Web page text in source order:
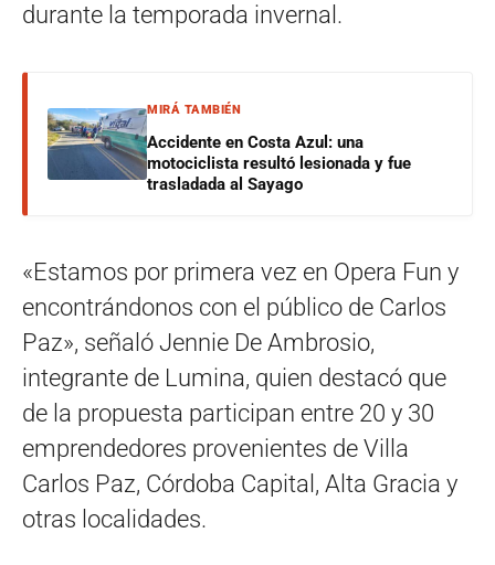
durante la temporada invernal.
MIRÁ TAMBIÉN
Accidente en Costa Azul: una
motociclista resultó lesionada y fue
trasladada al Sayago
«Estamos por primera vez en Opera Fun y
encontrándonos con el público de Carlos
Paz», señaló Jennie De Ambrosio,
integrante de Lumina, quien destacó que
de la propuesta participan entre 20 y 30
emprendedores provenientes de Villa
Carlos Paz, Córdoba Capital, Alta Gracia y
otras localidades.